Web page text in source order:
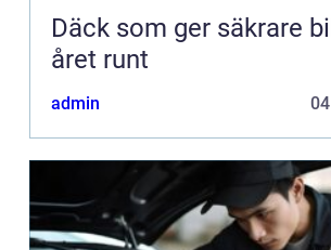
Däck som ger säkrare
året runt
admin